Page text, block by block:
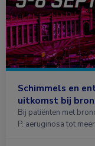
Schimmels en
uitkomst bij
Bij patiënten met
P. aeruginosa tot